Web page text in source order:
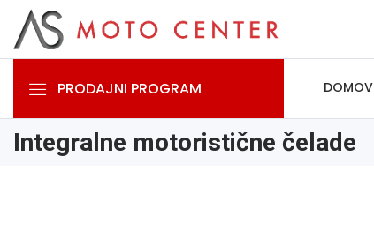
PRODAJNI PROGRAM DOMOV
Integralne motoristične čelade